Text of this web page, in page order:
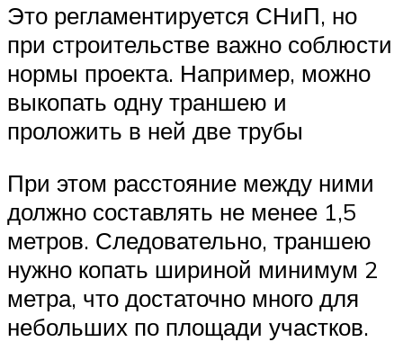
Это регламентируется СНиП, но
при строительстве важно соблюсти
нормы проекта. Например, можно
выкопать одну траншею и
проложить в ней две трубы
При этом расстояние между ними
должно составлять не менее 1,5
метров. Следовательно, траншею
нужно копать шириной минимум 2
метра, что достаточно много для
небольших по площади участков.